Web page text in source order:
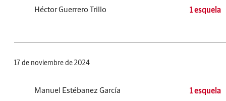
Héctor Guerrero Trillo 1 esquela
17 de noviembre de 2024
Manuel Estébanez García 1 esquela